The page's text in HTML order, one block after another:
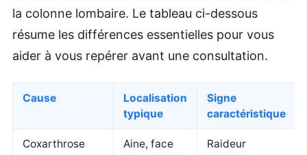
la colonne lombaire. Le tableau ci-dessous
résume les différences essentielles pour vous
aider à vous repérer avant une consultation.
Cause
Localisation
typique
Signe
caractéristique
Coxarthrose
Aine, face
Raideur